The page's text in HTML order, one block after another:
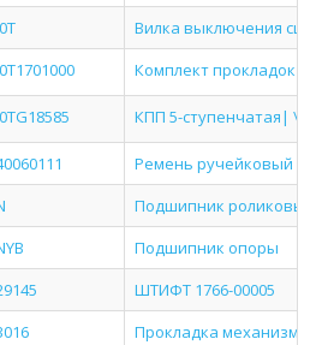
Вилка выключения
Комплект прокладок
КПП 5-ступенчатая|
Ремень ручейковый
Подшипник роликовый
Подшипник опоры
ШТИФТ 1766-00005
Прокладка механизма